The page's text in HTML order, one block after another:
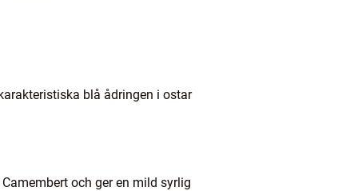
blå ådringen i ostar
och ger en mild syrlig